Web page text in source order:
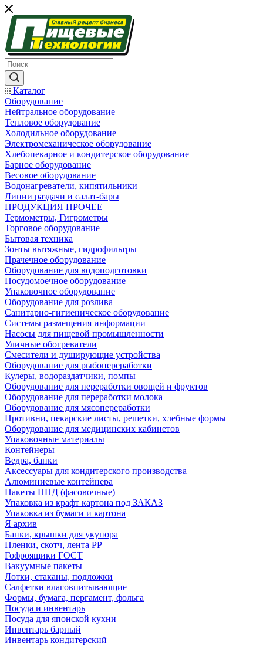
Каталог
Оборудование
Нейтральное оборудование
Тепловое оборудование
Холодильное оборудование
Электромеханическое оборудование
Хлебопекарное и кондитерское оборудование
Барное оборудование
Весовое оборудование
Водонагреватели, кипятильники
Линии раздачи и салат-бары
ПРОДУКЦИЯ ПРОЧЕЕ
Термометры, Гигрометры
Торговое оборудование
Бытовая техника
Зонты вытяжные, гидрофильтры
Прачечное оборудование
Оборудование для водоподготовки
Посудомоечное оборудование
Упаковочное оборудование
Оборудование для розлива
Санитарно-гигиеническое оборудование
Системы размещения информации
Насосы для пищевой промышленности
Уличные обогреватели
Смесители и душирующие устройства
Оборудование для рыбопереработки
Кулеры, водораздатчики, помпы
Оборудование для переработки овощей и фруктов
Оборудование для переработки молока
Оборудование для мясопереработки
Противни, пекарские листы, решетки, хлебные формы
Оборудование для медицинских кабинетов
Упаковочные материалы
Контейнеры
Ведра, банки
Аксессуары для кондитерского производства
Алюминиевые контейнера
Пакеты ПНД (фасовочные)
Упаковка из крафт картона под ЗАКАЗ
Упаковка из бумаги и картона
Я архив
Банки, крышки для укупора
Пленки, скотч, лента РР
Гофроящики ГОСТ
Вакуумные пакеты
Лотки, стаканы, подложки
Салфетки влаговпитывающие
Формы, бумага, пергамент, фольга
Посуда и инвентарь
Посуда для японской кухни
Инвентарь барный
Инвентарь кондитерский